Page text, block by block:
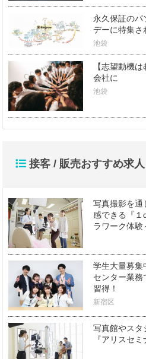
永久保証のパ
デーに特集さ
池袋
【志望動機
会社に
池袋
接客 / 販売おすすめ求人
写真撮影を通
感できる『１
ラワーク体験
学生大量募集
センター業務
習得！
新宿区
写真館やスタ
『アリスセミ